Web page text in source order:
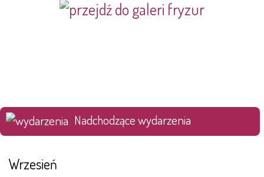
Nadchodzące wydarzenia
Wrzesień